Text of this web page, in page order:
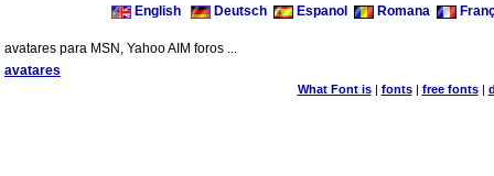
English Deutsch Espanol Romana
avatares para MSN, Yahoo AIM foros ...
avatares
What Font is| fonts| free fonts|